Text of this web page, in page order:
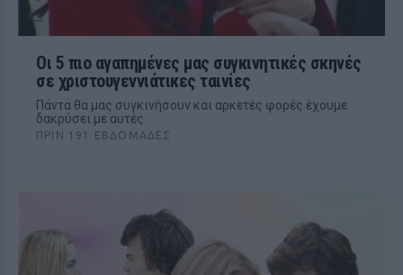
Οι 5 πιο αγαπημένες μας συγκινητικές σκηνές
σε χριστουγεννιάτικες ταινίες
Πάντα θα μας συγκινήσουν και αρκετές φορές έχουμε
δακρύσει με αυτές
ΠΡΙΝ 191 ΕΒΔΟΜΆΔΕΣ